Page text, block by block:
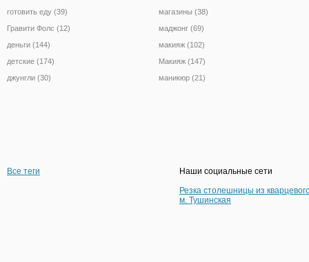
готовить еду (39)
Гравити Фолс (12)
деньги (144)
детские (174)
джунгли (30)
магазины (38)
маджонг (69)
макияж (102)
Макияж (147)
маникюр (21)
Все теги
Наши социальные сети
Резка столешницы из
м. Тушинская